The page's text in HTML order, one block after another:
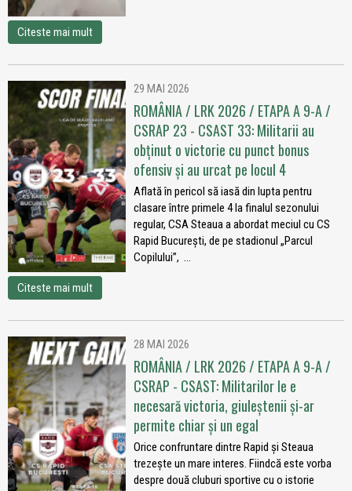
Citeste mai mult
29 MAI 2026
ROMÂNIA / LRK 2026 / ETAPA A 9-A /
CSRAP 23 - CSAST 33: Militarii au
obținut o victorie cu punct bonus
ofensiv și au urcat pe locul 4
Aflată în pericol să iasă din lupta pentru
clasare între primele 4 la finalul sezonului
regular, CSA Steaua a abordat meciul cu CS
Rapid București, de pe stadionul „Parcul
Copilului”, ...
Citeste mai mult
28 MAI 2026
ROMÂNIA / LRK 2026 / ETAPA A 9-A /
CSRAP - CSAST: Militarilor le e
necesară victoria, giuleștenii și-ar
permite chiar și un egal
Orice confruntare dintre Rapid și Steaua
trezește un mare interes. Fiindcă este vorba
despre două cluburi sportive cu o istorie